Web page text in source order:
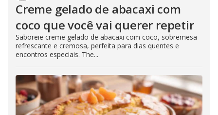
Creme gelado de abacaxi com
coco que você vai querer repetir
Saboreie creme gelado de abacaxi com coco, sobremesa
refrescante e cremosa, perfeita para dias quentes e
encontros especiais. The...